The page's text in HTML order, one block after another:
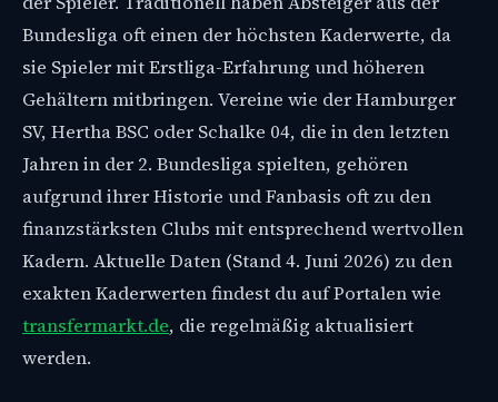
Bundesliga oft einen der höchsten Kaderwerte, da
sie Spieler mit Erstliga-Erfahrung und höheren
Gehältern mitbringen. Vereine wie der Hamburger
SV, Hertha BSC oder Schalke 04, die in den letzten
Jahren in der 2. Bundesliga spielten, gehören
aufgrund ihrer Historie und Fanbasis oft zu den
finanzstärksten Clubs mit entsprechend wertvollen
Kadern. Aktuelle Daten (Stand 4. Juni 2026) zu den
exakten Kaderwerten findest du auf Portalen wie
transfermarkt.de, die regelmäßig aktualisiert
werden.